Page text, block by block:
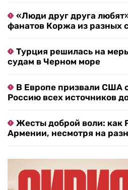
«Люди друг друга
фанатов Коржа из разных
Турция решилась на
судам в Черном море
В Европе призвали США
Россию всех источников
Жесты доброй воли: как
Армении, несмотря на